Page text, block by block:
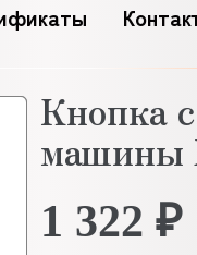
Кнопка
машины
1 322 ₽